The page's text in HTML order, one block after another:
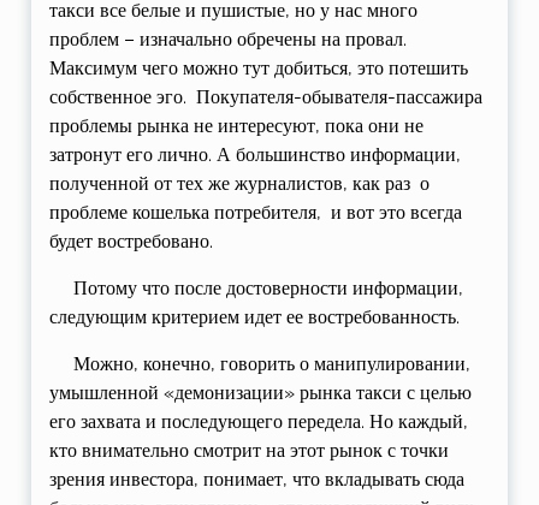
такси все белые и пушистые, но у нас много
проблем – изначально обречены на провал.
Максимум чего можно тут добиться, это потешить
собственное эго. Покупателя-обывателя-пассажира
проблемы рынка не интересуют, пока они не
затронут его лично. А большинство информации,
полученной от тех же журналистов, как раз о
проблеме кошелька потребителя, и вот это всегда
будет востребовано.
Потому что после достоверности информации,
следующим критерием идет ее востребованность.
Можно, конечно, говорить о манипулировании,
умышленной «демонизации» рынка такси с целью
его захвата и последующего передела. Но каждый,
кто внимательно смотрит на этот рынок с точки
зрения инвестора, понимает, что вкладывать сюда